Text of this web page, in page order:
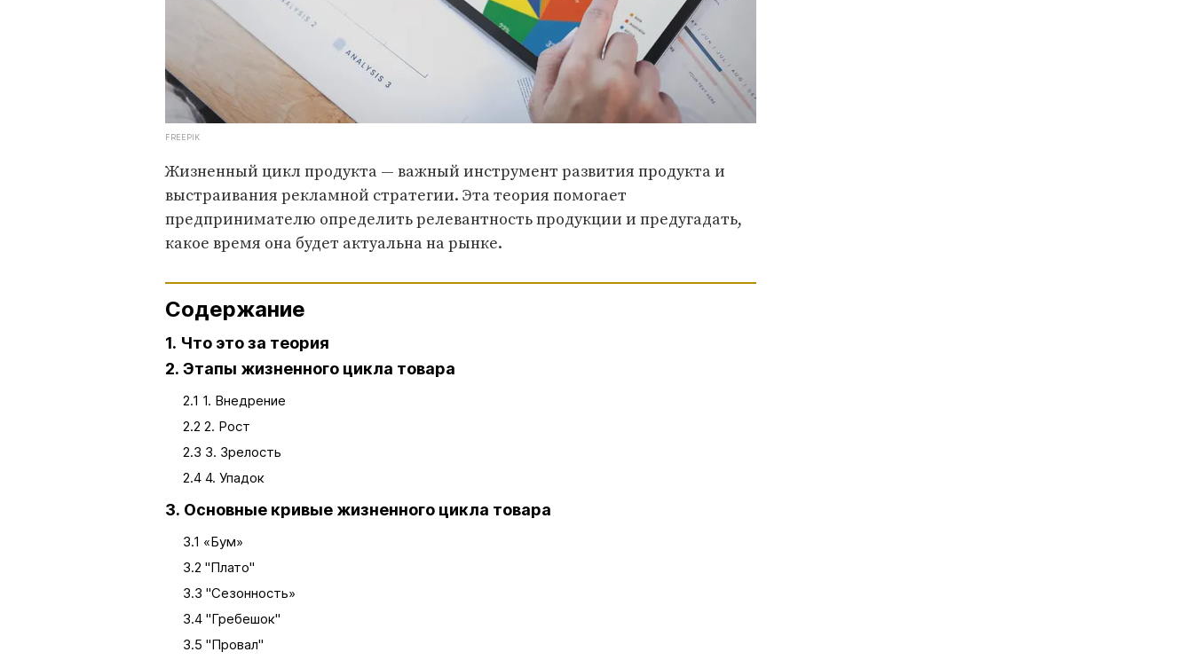
FREEPIK
Жизненный цикл продукта — важный инструмент развития продукта и
выстраивания рекламной стратегии. Эта теория помогает
предпринимателю определить релевантность продукции и предугадать,
какое время она будет актуальна на рынке.
Содержание
1. Что это за теория
2. Этапы жизненного цикла товара
2.1 1. Внедрение
2.2 2. Рост
2.3 3. Зрелость
2.4 4. Упадок
3. Основные кривые жизненного цикла товара
3.1 «Бум»
3.2 "Плато"
3.3 "Сезонность»
3.4 "Гребешок"
3.5 "Провал"